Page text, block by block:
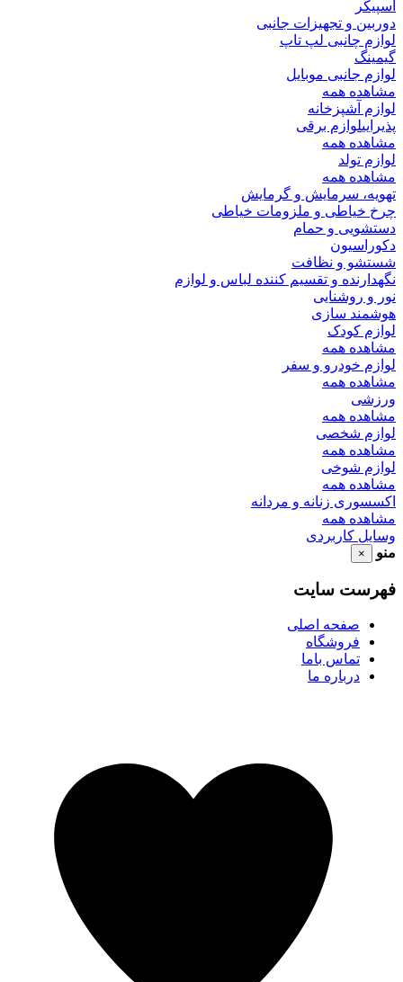
اسپیکر
دوربین و تجهیزات جانبی
لوازم چانبی لپ تاپ
گیمینگ
لوازم جانبی موبایل
مشاهده همه
لوازم آشپزخانه
پذیراییلوازم برقی
مشاهده همه
لوازم تولد
مشاهده همه
تهویه، سرمایش و گرمایش
چرخ خیاطی و ملزومات خیاطی
دستشویی و حمام
دکوراسیون
شستشو و نظافت
نگهدارنده و تقسیم کننده لباس و لوازم
نور و روشنایی
هوشمند سازی
لوازم کودک
مشاهده همه
لوازم خودرو و سفر
مشاهده همه
ورزشی
مشاهده همه
لوازم شخصی
مشاهده همه
لوازم شوخی
مشاهده همه
اکسسوری زنانه و مردانه
مشاهده همه
وسایل کاربردی
منو
×
فهرست سایت
صفحه اصلی
فروشگاه
تماس باما
درباره ما